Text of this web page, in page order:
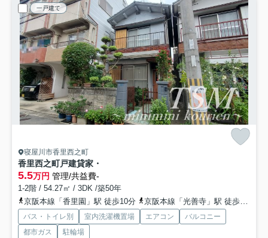
一戸建て
寝屋川市香里西之町
香里西之町戸建貸家 ・
5.5万円 管理/共益費-
1-2階 / 54.27㎡ / 3DK /築50年
京阪本線「香里園」駅 徒歩10分
京阪本線「光善寺」駅 徒歩18分
バス・トイレ別 室内洗濯機置場 エアコン
バルコニー
都市ガス
駐輪場